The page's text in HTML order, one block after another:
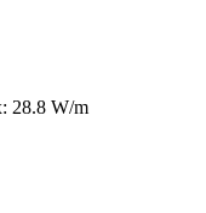
28.8 W/m